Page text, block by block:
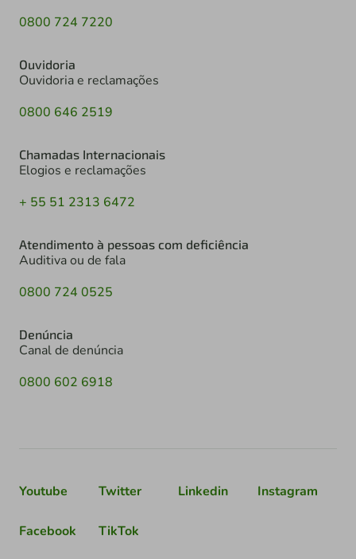
0800 724 7220
Ouvidoria
Ouvidoria e reclamações
0800 646 2519
Chamadas Internacionais
Elogios e reclamações
+ 55 51 2313 6472
Atendimento à pessoas com deficiência
Auditiva ou de fala
0800 724 0525
Denúncia
Canal de denúncia
0800 602 6918
Youtube Twitter Linkedin Instagram
Facebook TikTok